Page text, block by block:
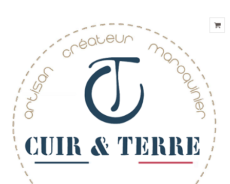
HOTLINE: 02 41 39 38 91